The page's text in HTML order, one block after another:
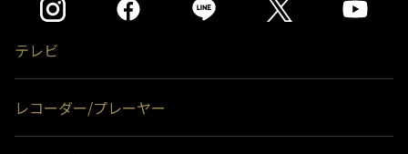
テレビ
レコーダー/プレーヤー